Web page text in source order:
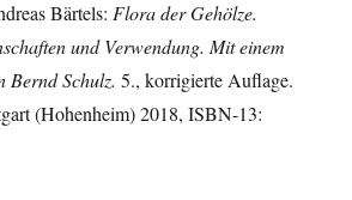
Bärtels:Flora der Gehölze.
und Verwendung. Mit einem
Bernd Schulz. 5., korrigierte Auflage.
(Hohenheim) 2018, ISBN-13: